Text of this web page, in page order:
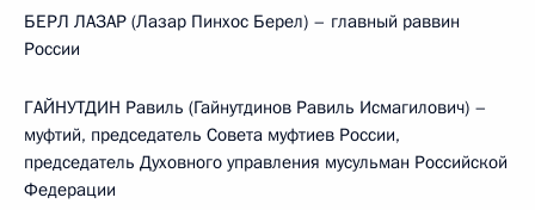
БЕРЛ ЛАЗАР (Лазар Пинхос Берел) – главный раввин
России
ГАЙНУТДИН Равиль (Гайнутдинов Равиль Исмагилович) –
муфтий, председатель Совета муфтиев России,
председатель Духовного управления мусульман Российской
Федерации